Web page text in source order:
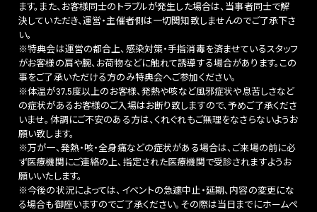
ます。また、お客様同士のトラブルが発生した場合は、当事者同士で解
決していただき、運営・主催者側は一切関知致しませんのでご了承下さ
い。
※特典会は運営の都合上、感染対策・手指消毒を済ませているスタッフ
がお客様の肩や腕、お荷物などに触れて誘導する場合があります。この
事をご了承いただける方のみ特典会へご参加ください。
※体温が37.5度以上のお客様、発熱や咳など風邪症状や息苦しさなど
の症状があるお客様のご入場はお断り致しますので、予めご了承くださ
いませ。体調にご不安のある方は、くれぐれもご無理をなさらないようお
願い致します。
※万が一、発熱・咳・全身痛などの症状がある場合は、ご来場の前に必
ず医療機関にご連絡の上、指定された医療機関で受診されますようお
願いいたします。
※今後の状況によっては、イベントの急遽中止・延期、内容の変更にな
る場合も御座いますのでご了承ください。その際は当日までにホームペ